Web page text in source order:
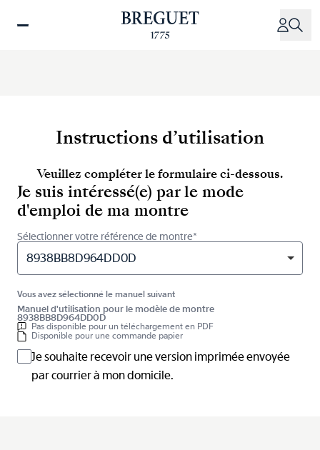
Instructions d’utilisation
Veuillez compléter le formulaire ci-dessous.
Je suis intéressé(e) par le mode
d'emploi de ma montre
Sélectionner votre référence de montre*
8938BB8D964DD0D
Vous avez sélectionné le manuel suivant
Manuel d'utilisation pour le modèle de montre
8938BB8D964DD0D
Pas disponible pour un téléchargement en PDF
Disponible pour une commande papier
Je souhaite recevoir une version imprimée envoyée
par courrier à mon domicile.